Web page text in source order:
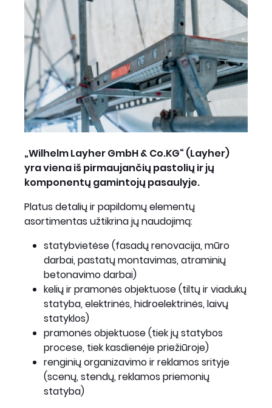
„Wilhelm Layher GmbH & Co.KG“ (Layher)
yra viena iš pirmaujančių pastolių ir jų
komponentų gamintojų pasaulyje.
Platus detalių ir papildomų elementų
asortimentas užtikrina jų naudojimą:
statybvietėse (fasadų renovacija, mūro
darbai, pastatų montavimas, atraminių
betonavimo darbai)
kelių ir pramonės objektuose (tiltų ir viadukų
statyba, elektrinės, hidroelektrinės, laivų
statyklos)
pramonės objektuose (tiek jų statybos
procese, tiek kasdienėje priežiūroje)
renginių organizavimo ir reklamos srityje
(scenų, stendų, reklamos priemonių
statyba)